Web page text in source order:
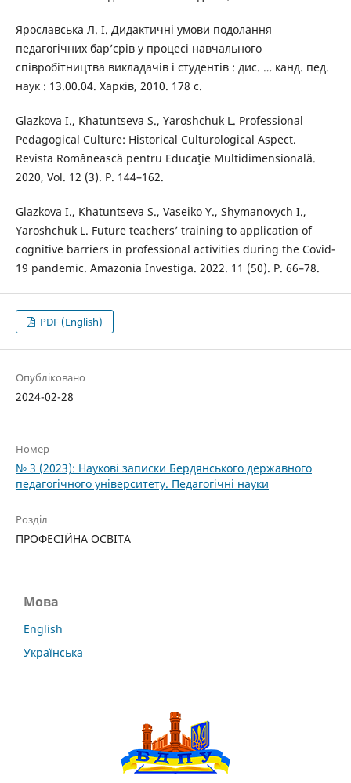
Ярославська Л. І. Дидактичні умови подолання
педагогічних бар’єрів у процесі навчального
співробітництва викладачів і студентів : дис. … канд. пед.
наук : 13.00.04. Харків, 2010. 178 с.
Glazkova I., Khatuntseva S., Yaroshchuk L. Professional
Pedagogical Culture: Historical Culturological Aspect.
Revista Românească pentru Educaţie Multidimensională.
2020, Vol. 12 (3). Р. 144–162.
Glazkova I., Khatuntseva S., Vaseiko Y., Shymanovych I.,
Yaroshchuk L. Future teachers’ training to application of
cognitive barriers in professional activities during the Covid-
19 pandemic. Amazonia Investiga. 2022. 11 (50). P. 66–78.
PDF (English)
Опубліковано
2024-02-28
Номер
№ 3 (2023): Наукові записки Бердянського державного
педагогічного університету. Педагогічні науки
Розділ
ПРОФЕСІЙНА ОСВІТА
Мова
English
Українська